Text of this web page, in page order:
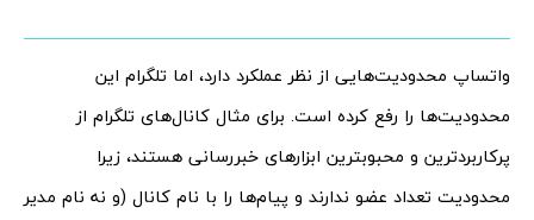
واتساپ محدودیت‌هایی از نظر عملکرد دارد، اما تلگرام این
محدودیت‌ها را رفع کرده است. برای مثال کانال‌های تلگرام از
پرکاربردترین و محبوبترین ابزارهای خبررسانی هستند، زیرا
محدودیت تعداد عضو ندارند و پیام‌ها را با نام کانال (و نه نام مدیر